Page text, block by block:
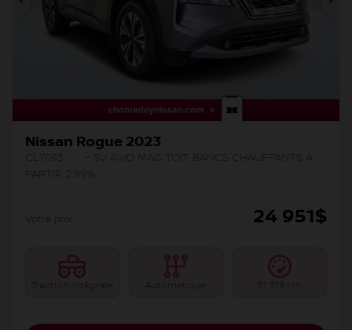
Précédent
Nissan Rogue 2023
Votre prix 24 951$
Traction intégrale Automatique 57 319 km